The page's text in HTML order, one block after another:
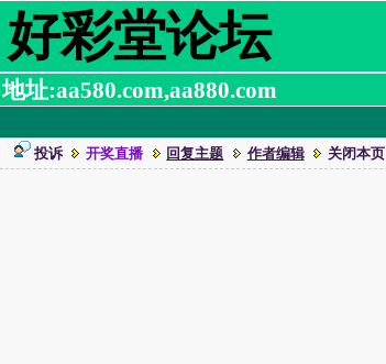
好彩堂论坛
地址:aa580.com,aa880.com
投诉 开奖直播 回复主题 作者编辑 关闭本页